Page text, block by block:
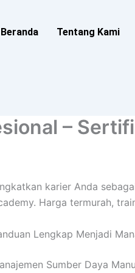
Beranda Tentang Kami
–
karier Anda
Harga termurah,
Lengkap Menjadi
Sumber Daya